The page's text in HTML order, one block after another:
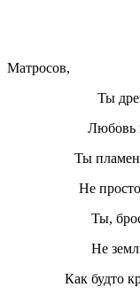
Матросов,
Матросов,
Ты
Любовь
Ты
Не
Ты,
Не
Как будто